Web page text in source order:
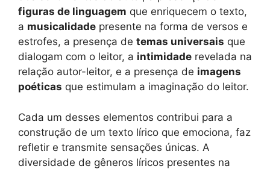
figuras de linguagem que enriquecem o texto,
a musicalidade presente na forma de versos e
estrofes, a presença de temas universais que
dialogam com o leitor, a intimidade revelada na
relação autor-leitor, e a presença de imagens
poéticas que estimulam a imaginação do leitor.
Cada um desses elementos contribui para a
construção de um texto lírico que emociona, faz
refletir e transmite sensações únicas. A
diversidade de gêneros líricos presentes na